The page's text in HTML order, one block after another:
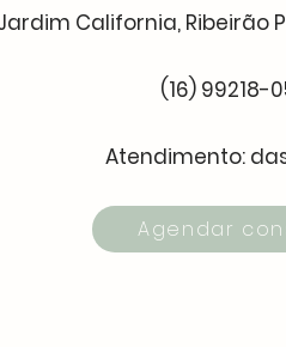
California, Ribeirão
(16) 99218-
Atendimento:
Agendar